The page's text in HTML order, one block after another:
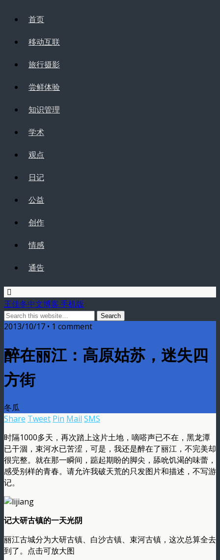
首页
移动互联
旅行摄影
尝鲜体验
知识管理
学术
观点
日记
公益
创作
情感
通告
王佳冬中文博客 手机版
2013/10/17 • 1 comment
醉在丽江：高原姑苏，迷失四
方街
冬瓜
Share Tweet Pin Mail SMS
时隔1000多天，再次踏上这片土地，嘀嗒声已不在，黑龙潭
已干涸，束河水已苦涩，可是，我还是醉在了丽江，不完美却
很完整。就在那一瞬间，踮起期盼的脚尖，舔吮饥渴的味蕾，
感受别样的青春。请允许我破天荒的只发图片和描述，不写游
记。
记大研古镇的一天光阴
丽江古城分为大研古镇、白沙古镇、束河古镇，这次总算全去
到了。点击可放大图